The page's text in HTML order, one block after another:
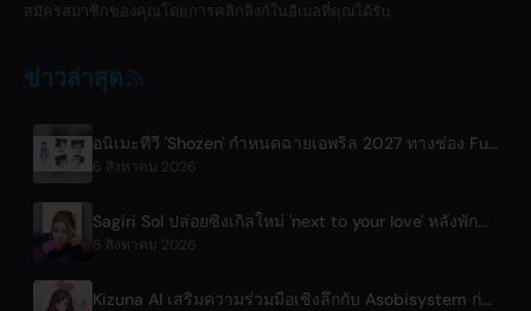
สมัครสมาชิกของคุณโดยการคลิกลิงก์ในอีเมลที่คุณได้รับ
ข่าวล่าสุด
อนิเมะทีวี 'Shozen' กำหนดฉายเอพริล 2027 ทางช่อง Fuji TV
6 สิงหาคม 2026
Sagiri Sol ปล่อยซิงเกิลใหม่ 'next to your love' หลังพักฟื้น
6 สิงหาคม 2026
Kizuna AI เสริมความร่วมมือเชิงลึกกับ Asobisystem ก่อนเริ่มทัวร์ครบรอบ 10 ปีรอบโลก